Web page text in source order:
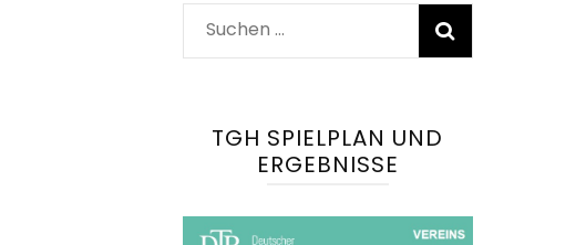
Suchen
nach:
TGH SPIELPLAN UND
ERGEBNISSE